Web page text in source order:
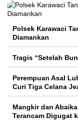
Polsek Karawaci
Diamankan
Tragis “Setelah
Perempuan Asal
Curi Tiga Celana
Mangkir dan
Terancam Digugat